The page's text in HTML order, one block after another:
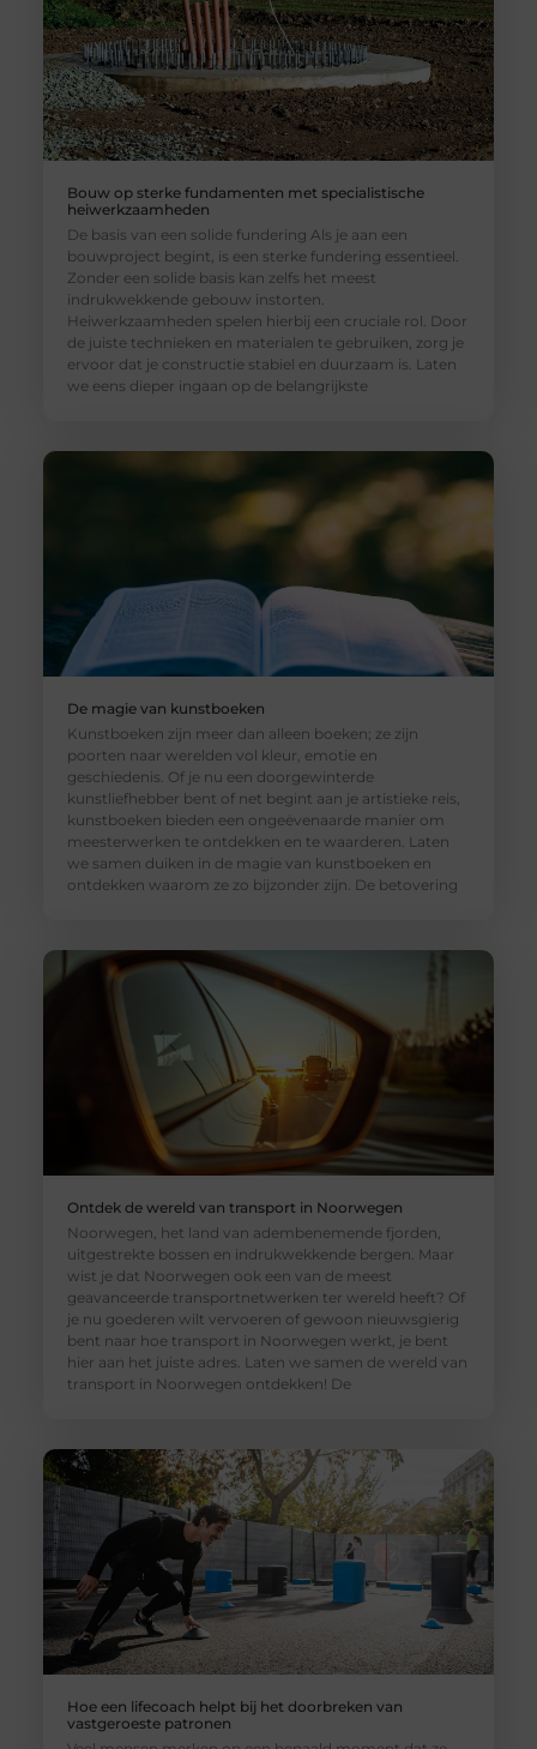
Bouw op sterke fundamenten met specialistische
heiwerkzaamheden
De basis van een solide fundering Als je aan een
bouwproject begint, is een sterke fundering essentieel.
Zonder een solide basis kan zelfs het meest
indrukwekkende gebouw instorten.
Heiwerkzaamheden spelen hierbij een cruciale rol. Door
de juiste technieken en materialen te gebruiken, zorg je
ervoor dat je constructie stabiel en duurzaam is. Laten
we eens dieper ingaan op de belangrijkste
De magie van kunstboeken
Kunstboeken zijn meer dan alleen boeken; ze zijn
poorten naar werelden vol kleur, emotie en
geschiedenis. Of je nu een doorgewinterde
kunstliefhebber bent of net begint aan je artistieke reis,
kunstboeken bieden een ongeëvenaarde manier om
meesterwerken te ontdekken en te waarderen. Laten
we samen duiken in de magie van kunstboeken en
ontdekken waarom ze zo bijzonder zijn. De betovering
Ontdek de wereld van transport in Noorwegen
Noorwegen, het land van adembenemende fjorden,
uitgestrekte bossen en indrukwekkende bergen. Maar
wist je dat Noorwegen ook een van de meest
geavanceerde transportnetwerken ter wereld heeft? Of
je nu goederen wilt vervoeren of gewoon nieuwsgierig
bent naar hoe transport in Noorwegen werkt, je bent
hier aan het juiste adres. Laten we samen de wereld van
transport in Noorwegen ontdekken! De
Hoe een lifecoach helpt bij het doorbreken van
vastgeroeste patronen